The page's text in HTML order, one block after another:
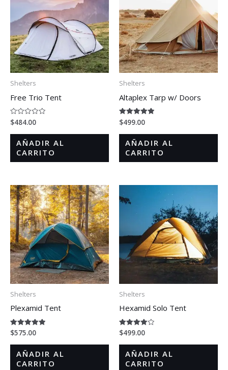
Shelters
Free Trio Tent
Valorado
en
0
$484.00
AÑADIR AL
CARRITO
Shelters
Altaplex Tarp w/ Doors
Valorado en
5.00
de 5
$499.00
AÑADIR AL
CARRITO
Shelters
Plexamid Tent
Valorado en
5.00
de 5
$575.00
AÑADIR AL
CARRITO
Shelters
Hexamid Solo Tent
Valorado
en
4.00
$499.00
AÑADIR AL
CARRITO